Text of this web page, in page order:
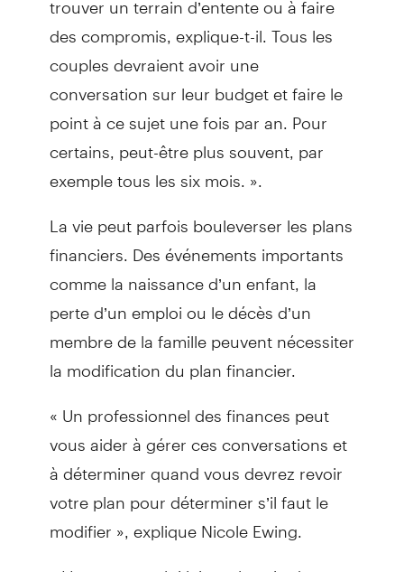
des compromis, explique-t-il. Tous les
couples devraient avoir une
conversation sur leur budget et faire le
point à ce sujet une fois par an. Pour
certains, peut-être plus souvent, par
exemple tous les six mois. ».
La vie peut parfois bouleverser les plans
financiers. Des événements importants
comme la naissance d’un enfant, la
perte d’un emploi ou le décès d’un
membre de la famille peuvent nécessiter
la modification du plan financier.
« Un professionnel des finances peut
vous aider à gérer ces conversations et
à déterminer quand vous devrez revoir
votre plan pour déterminer s’il faut le
modifier », explique Nicole Ewing.